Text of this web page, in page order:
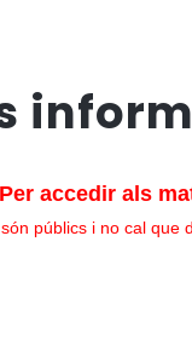
Per accedir als
són públics i no cal que